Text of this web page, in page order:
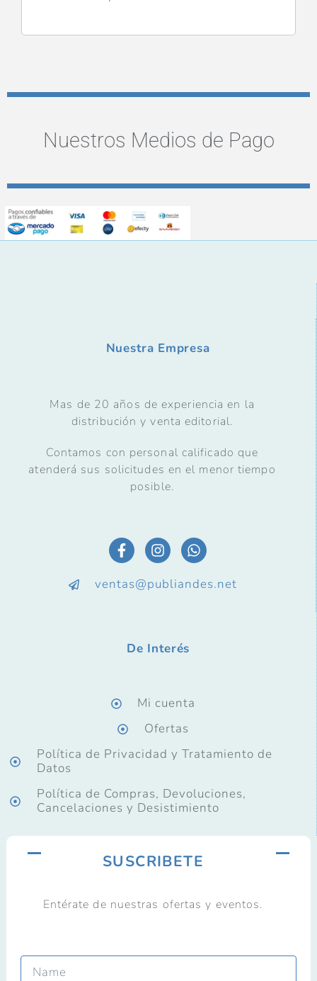
Nuestros Medios de Pago
Nuestra Empresa
Mas de 20 años de experiencia en la
distribución y venta editorial.
Contamos con personal calificado que
atenderá sus solicitudes en el menor tiempo
posible.
ventas@publiandes.net
De Interés
Mi cuenta
Ofertas
Política de Privacidad y Tratamiento de
Datos
Política de Compras, Devoluciones,
Cancelaciones y Desistimiento
SUSCRIBETE
Entérate de nuestras ofertas y eventos.